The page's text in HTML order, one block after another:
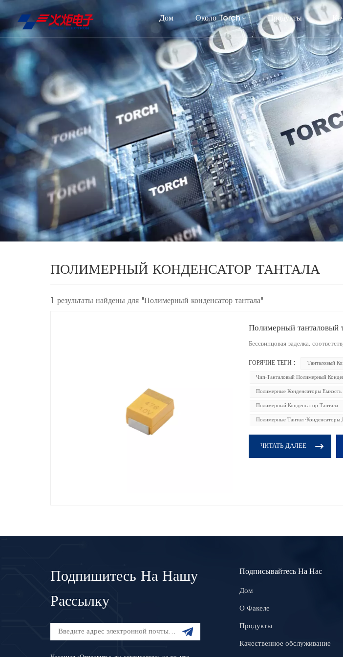
Дом Около Torch Продукты
ПОЛИМЕРНЫЙ КОНДЕНСАТОР ТАНТАЛА
1 результаты найдены для "Полимерный конденсатор тантала"
Полимерный танталовый
Бессвинцовая заделка,
ГОРЯЧИЕ ТЕГИ : Танталовый
Чип-Танталовый Полимерный
Полимерные Конденсаторы Емкость
Полимерный Конденсатор Тантала
Полимерные Тантал -конденсаторы
ЧИТАТЬ ДАЛЕЕ
Подпишитесь На Нашу
Рассылку
Подписывайтесь На Нас
Дом
О Факеле
Продукты
Качественное обслуживание